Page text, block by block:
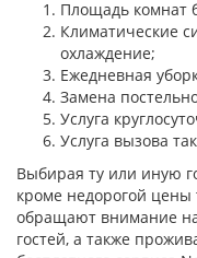
Площадь комнат
Климатические
охлаждение;
Ежедневная
Замена
Услуга
Услуга вызова
Выбирая ту или иную
кроме недорогой
обращают внимание
гостей, а также